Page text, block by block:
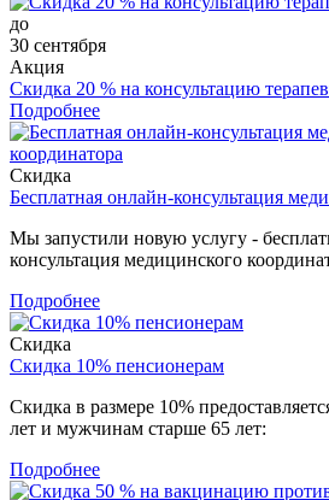
до
30 сентября
Акция
Скидка 20 % на консультацию
Подробнее
Скидка
Бесплатная онлайн-консультация
Мы запустили новую услугу -
консультация медицинского
Подробнее
Скидка
Скидка 10% пенсионерам
Скидка в размере 10%
лет и мужчинам старше 65 лет:
Подробнее